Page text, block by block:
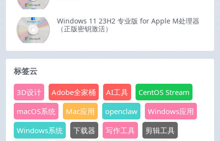
Windows 11 23H2 专业版 for Apple M处理器
（正版密钥激活）
标签云
3D设计 Adobe全家桶 AI工具
CentOS Stream
macOS系统
Mac应用 openclaw
Windows应用
Windows系统
下载器 写作工具
剪辑工具